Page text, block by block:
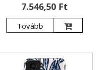
7.546,50 Ft
Tovább